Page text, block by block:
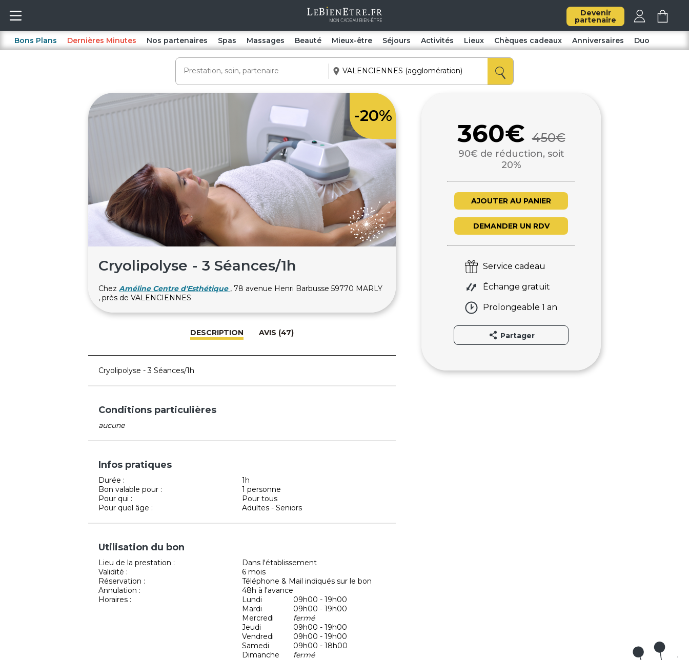
Devenir
partenaire
Bons Plans Dernières Minutes Nos partenaires Spas Massages Beauté Mieux-être Séjours Activités Lieux Chèques cadeaux Anniversaires Duo
-20%
Cryolipolyse - 3 Séances/1h
Chez Améline Centre d'Esthétique , 78 avenue Henri Barbusse 59770 MARLY
, près de VALENCIENNES
DESCRIPTION AVIS (47)
Cryolipolyse - 3 Séances/1h
Conditions particulières
aucune
Infos pratiques
Durée :
1h
Bon valable pour :
1 personne
Pour qui :
Pour tous
Pour quel âge :
Adultes - Seniors
Utilisation du bon
Lieu de la prestation :
Dans l'établissement
Validité :
6 mois
Réservation :
Téléphone & Mail indiqués sur le bon
Annulation :
48h à l'avance
Horaires :
Lundi
09h00 - 19h00
Mardi
09h00 - 19h00
Mercredi
fermé
Jeudi
09h00 - 19h00
Vendredi
09h00 - 19h00
Samedi
09h00 - 18h00
Dimanche
fermé
360€ 450€
90€ de réduction, soit
20%
AJOUTER AU PANIER
DEMANDER UN RDV
Service cadeau
Échange gratuit
Prolongeable 1 an
Partager